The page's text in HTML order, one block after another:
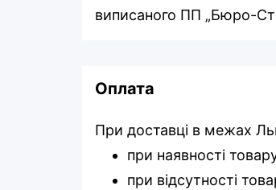
виписаного ПП „Бюро-
Оплата
При доставці в межах
при наявності
при відсутності